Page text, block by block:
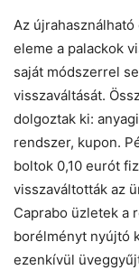
Az
eleme a palackok
saját módszerrel
visszaváltását.
dolgoztak ki:
rendszer, kupon.
boltok 0,10 eurót
visszaváltották az
Caprabo üzletek a
borélményt nyújtó
ezenkívül